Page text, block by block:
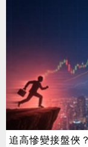
追高慘變接盤俠